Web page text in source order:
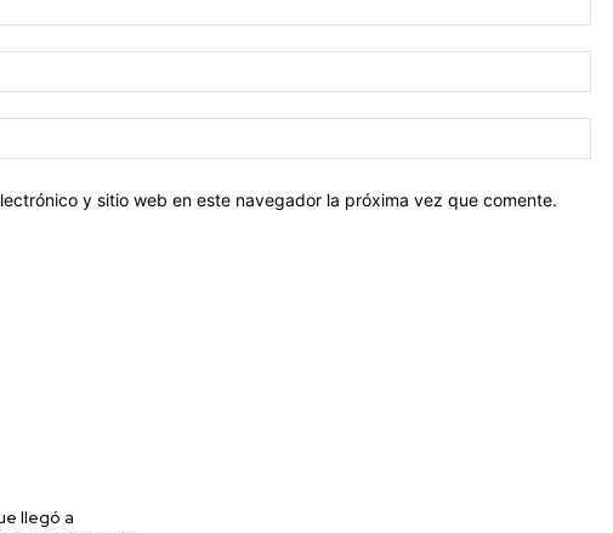
y sitio web en este navegador la próxima vez que comente.
llegó a